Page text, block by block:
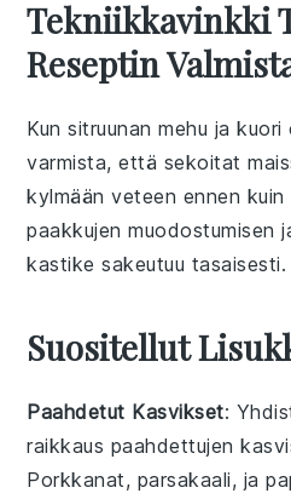
Tekniikkavinkki
Reseptin
Kunsitruunan mehu jakuori
varmista, että sekoitat
kylmäänveteen ennen
paakkujen muodostumisen
kastike sakeutuu tasaisesti.
Suositellut
Paahdetut Kasvikset:
raikkaus paahdettujen
Porkkanat, parsakaali, ja